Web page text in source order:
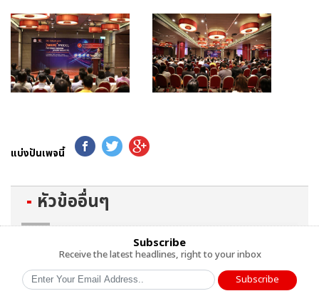
แบ่งปันเพจนี้
หัวข้ออื่นๆ
Subscribe
Receive the latest headlines, right to your inbox
Subscribe